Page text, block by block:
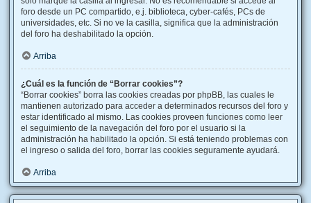
foro desde un PC compartido, e.j. biblioteca, cyber-cafés, PCs de
universidades, etc. Si no ve la casilla, significa que la administración
del foro ha deshabilitado la opción.
Arriba
¿Cuál es la función de “Borrar cookies”?
“Borrar cookies” borra las cookies creadas por phpBB, las cuales le
mantienen autorizado para acceder a determinados recursos del foro y
estar identificado al mismo. Las cookies proveen funciones como leer
el seguimiento de la navegación del foro por el usuario si la
administración ha habilitado la opción. Si está teniendo problemas con
el ingreso o salida del foro, borrar las cookies seguramente ayudará.
Arriba